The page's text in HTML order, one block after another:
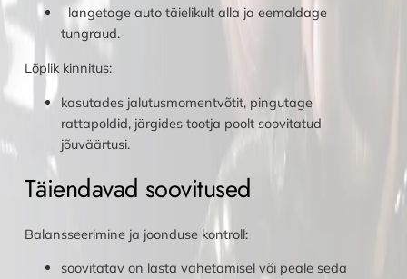
langetage auto täielikult alla ja eemaldage
tungraud.
Lõplik kinnitus:
kasutades jalutusmomentvõtit, pingutage
rattapoldid, järgides tootja poolt soovitatud
jõuväärtusi.
Täiendavad soovitused
Balansseerimine ja joonduse kontroll:
soovitatav on lasta vahetamisel või peale seda